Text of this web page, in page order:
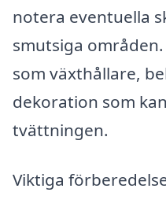
notera eventuella
smutsiga
som växthållare,
dekoration som
tvättningen.
Viktiga